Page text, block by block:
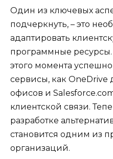
Один из ключевых
подчеркнуть, – это
адаптировать
программные
этого момента
сервисы, как OneDrive
офисов и
клиентской связи.
разработке
становится одним из
организаций.